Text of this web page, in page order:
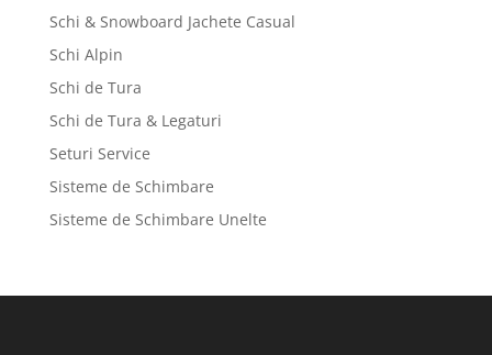
Schi & Snowboard Jachete Casual
Schi Alpin
Schi de Tura
Schi de Tura & Legaturi
Seturi Service
Sisteme de Schimbare
Sisteme de Schimbare Unelte